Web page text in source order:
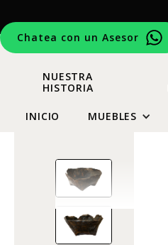
Chatea con un Asesor
NUESTRA
HISTORIA
INICIO MUEBLES